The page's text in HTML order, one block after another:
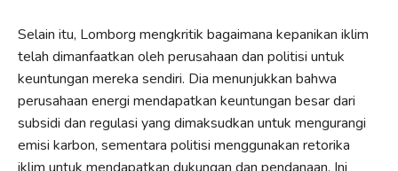
Selain itu, Lomborg mengkritik bagaimana kepanikan iklim
telah dimanfaatkan oleh perusahaan dan politisi untuk
keuntungan mereka sendiri. Dia menunjukkan bahwa
perusahaan energi mendapatkan keuntungan besar dari
subsidi dan regulasi yang dimaksudkan untuk mengurangi
emisi karbon, sementara politisi menggunakan retorika
iklim untuk mendapatkan dukungan dan pendanaan. Ini